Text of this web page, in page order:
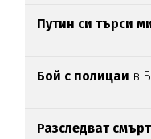
Путин си търси
Бой с полицаи в
Разследват